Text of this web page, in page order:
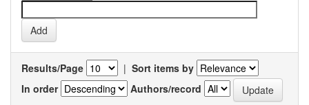
Results/Page | Sort items by
In order
Authors/record